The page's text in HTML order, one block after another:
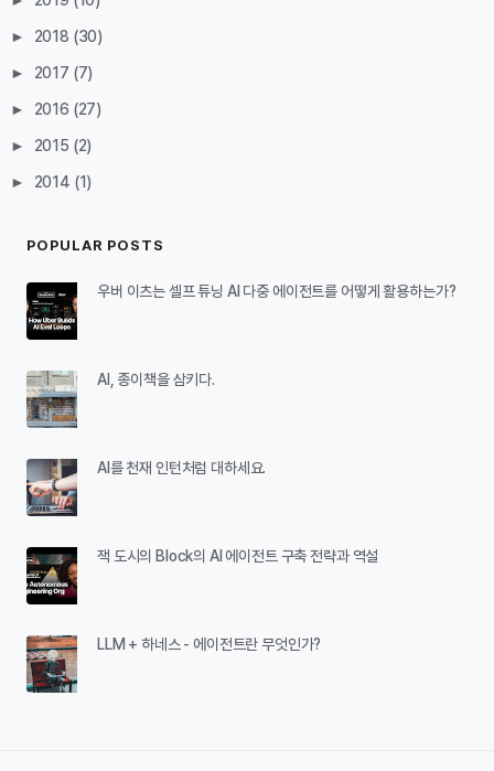
► 2018 (30)
► 2017 (7)
► 2016 (27)
► 2015 (2)
► 2014 (1)
POPULAR POSTS
우버 이츠는 셀프 튜닝 AI 다중 에이전트를 어떻게 활용하는가?
AI, 종이책을 삼키다.
AI를 천재 인턴처럼 대하세요.
잭 도시의 Block의 AI 에이전트 구축 전략과 역설
LLM + 하네스 - 에이전트란 무엇인가?